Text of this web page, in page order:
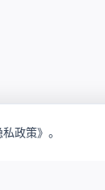
政策》。